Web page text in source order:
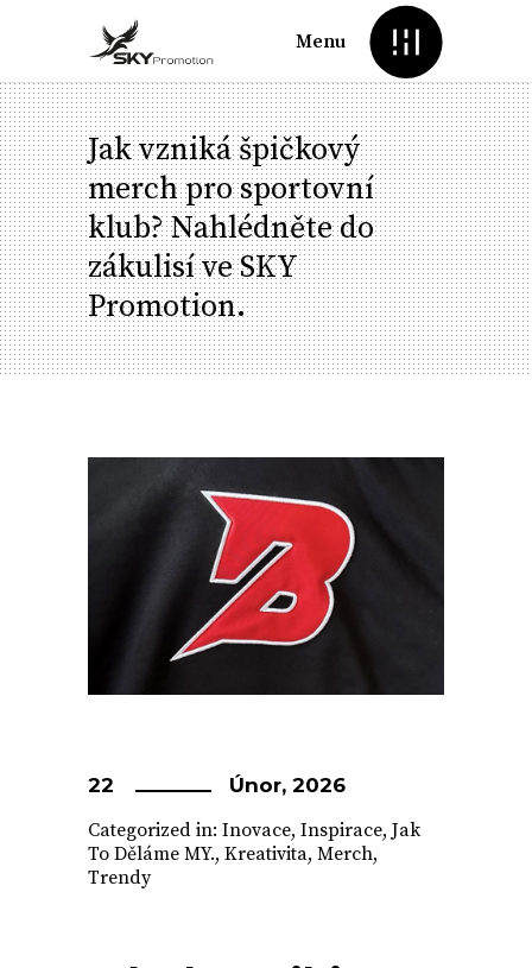
Menu
Jak vzniká špičkový
merch pro sportovní
klub? Nahlédněte do
zákulisí ve SKY
Promotion.
22
Únor, 2026
Categorized in: Inovace, Inspirace, Jak
To Děláme MY., Kreativita, Merch,
Trendy